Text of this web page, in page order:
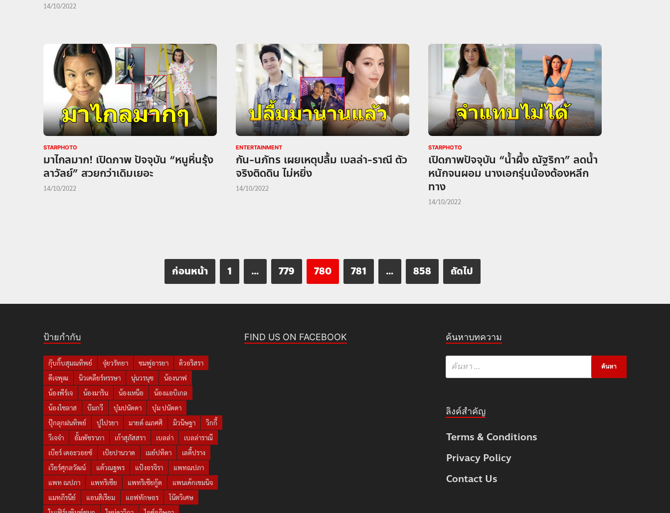
14/10/2022
STARPHOTO
มาไกลมาก! เปิดภาพ ปัจจุบัน “หนูหิ่นรุ้ง
ลาวัลย์” สวยกว่าเดิมเยอะ
14/10/2022
ENTERTAINMENT
กัน-นภัทร เผยเหตุปลื้ม เบลล่า-ราณี ตัว
จริงติดดิน ไม่หยิ่ง
14/10/2022
STARPHOTO
เปิดภาพปัจจุบัน “น้ำผึ้ง ณัฐริกา” ลดน้ำ
หนักจนผอม นางเอกรุ่นน้องต้องหลีก
ทาง
14/10/2022
ก่อนหน้า 1 … 779 780 781 … 858 ถัดไป
ป้ายกำกับ
กุ๊บกิ๊บสุมณทิพย์ จุ๋ยวรัทยา ชมพู่อารยา
ดิวอริสรา
ดีเจพุฒ
นิวเคลียร์หรรษา นุ่นวรนุช
น้องนาฟ
น้องพีร์เจ
น้องมาริน น้องเหนือ
น้องแอบิเกล
น้องไซลาส
บีมกวี บุ๋มปนัดดา
บุ๋ม ปนัดดา
ปุ๊กลุกฝนทิพย์
ปูไปรยา มายด์ ณภศศิ มิวนิษฐา
วิกกี้
วีเจจ๋า
อั้มพัชราภา เก้าสุภัสสรา เบลล่า
เบลล่าราณี
เบียร์ เดอะวอยซ์
เป้ยปานวาด เมย์ปทิดา
เลดี้ปราง
เวียร์ศุกลวัฒน์
แต้วณฐพร แป้งอรจิรา
แพทณปภา
แพท ณปภา
แพทริเซีย แพทริเซียกู๊ด
แพนเค้กเขมนิจ
แมทภีรนีย์
แอนสิเรียม แอฟทักษอร
โน๊ตวิเศษ
FIND US ON FACEBOOK ค้นหาบทความ
ลิงค์สำคัญ
Terms & Conditions
Privacy Policy
Contact Us